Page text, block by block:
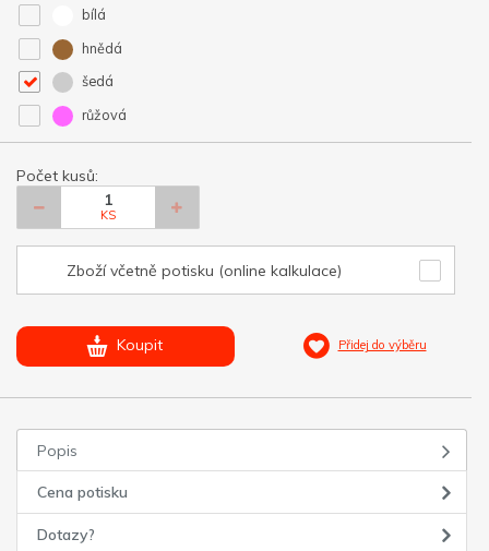
bílá
hnědá
šedá
růžová
Počet kusů:
KS
Zboží včetně potisku (online kalkulace)
Koupit Přidej do výběru
Popis
Cena potisku
Dotazy?